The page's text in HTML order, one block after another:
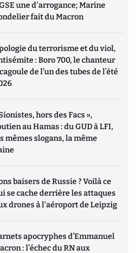
une d'arrogance; Marine
fait du Macron
du terrorisme et du viol,
: Boro 700, le chanteur
de l’un des tubes de l’été
hors des Facs »,
au Hamas : du GUD à LFI,
mêmes slogans, la même
baisers de Russie ? Voilà ce
se cache derrière les attaques
drones à l'aéroport de Leipzig
apocryphes d’Emmanuel
: l’échec du RN aux